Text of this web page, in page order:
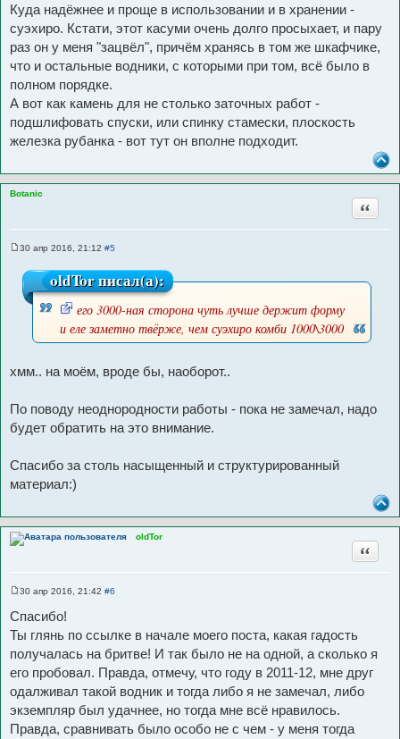
Куда надёжнее и проще в использовании и в хранении -
суэхиро. Кстати, этот касуми очень долго просыхает, и пару
раз он у меня "зацвёл", причём хранясь в том же шкафчике,
что и остальные водники, с которыми при том, всё было в
полном порядке.
А вот как камень для не столько заточных работ -
подшлифовать спуски, или спинку стамески, плоскость
железка рубанка - вот тут он вполне подходит.
Botanic
Цитата
о
б
щ
30 апр 2016, 21:12 #5
oldTor писал(а):
И
с
о
н
и
ц
и
а
его 3000-ная сторона чуть лучше держит форму
и еле заметно твёрже, чем суэхиро комби 1000\3000
хмм.. на моём, вроде бы, наоборот..
По поводу неоднородности работы - пока не замечал, надо
будет обратить на это внимание.
Спасибо за столь насыщенный и структурированный
материал:)
oldTor
Цитата
о
б
щ
е
и
30 апр 2016, 21:42 #6
Спасибо!
Ты глянь по ссылке в начале моего поста, какая гадость
получалась на бритве! И так было не на одной, а сколько я
его пробовал. Правда, отмечу, что году в 2011-12, мне друг
одалживал такой водник и тогда либо я не замечал, либо
экземпляр был удачнее, но тогда мне всё нравилось.
Правда, сравнивать было особо не с чем - у меня тогда